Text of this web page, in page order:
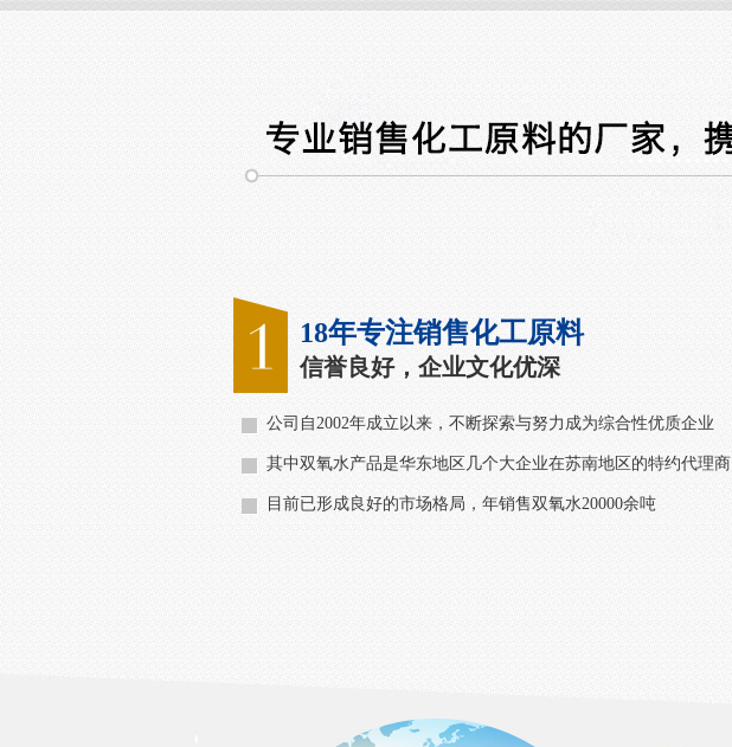
18年专注销售化工原料
信誉良好，企业文化优深
公司自2002年成立以来，不断探索与努力成为综合性优质企业
其中双氧水产品是华东地区几个大企业在苏南地区的特约代理商
目前已形成良好的市场格局，年销售双氧水20000余吨